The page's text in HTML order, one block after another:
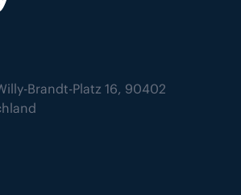
Brandt-Platz 16, 90402